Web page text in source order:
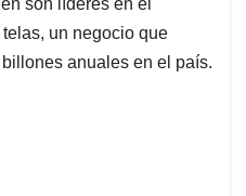
son líderes en el
un negocio que
anuales en el país.